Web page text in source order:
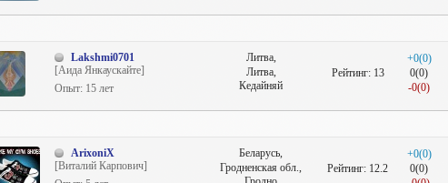
Lakshmi0701
[Аида Янкаускайте]
Опыт: 15 лет
+0(0)
0(0)
-0(0)
Рейтинг:13
Литва,
Литва,
Кедайняй
ArixoniX
[Виталий Карпович]
+0(0)
0(0)
Рейтинг: 12.2
Беларусь,
Гродненская обл.,